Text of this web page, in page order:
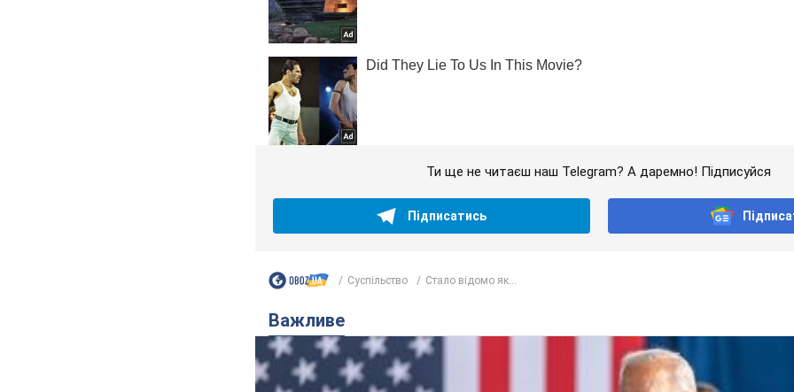
Ти ще не читаєш наш Telegram? А даремно! Підписуйся
Підписатись
Суспільство Стало відомо як...
Важливе